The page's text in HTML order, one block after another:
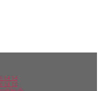
14 14
14 15